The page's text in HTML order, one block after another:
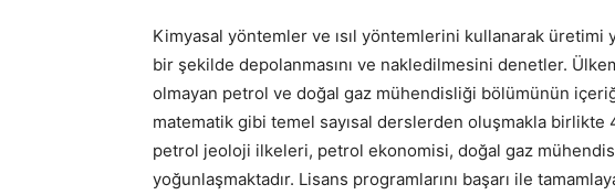
Kimyasal yöntemler ve ısıl yöntemlerini kullanarak üretimi
bir şekilde depolanmasını ve nakledilmesini denetler.
olmayan petrol ve doğal gaz mühendisliği bölümünün
matematik gibi temel sayısal derslerden oluşmakla birlikte
petrol jeoloji ilkeleri, petrol ekonomisi, doğal gaz
yoğunlaşmaktadır. Lisans programlarını başarı ile